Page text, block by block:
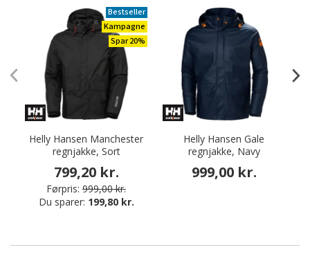
Bestseller
Kampagne
Spar 20%
Helly Hansen Manchester
regnjakke, Sort
799,20 kr.
Førpris: 999,00 kr.
Du sparer: 199,80 kr.
Helly Hansen Gale
regnjakke, Navy
999,00 kr.